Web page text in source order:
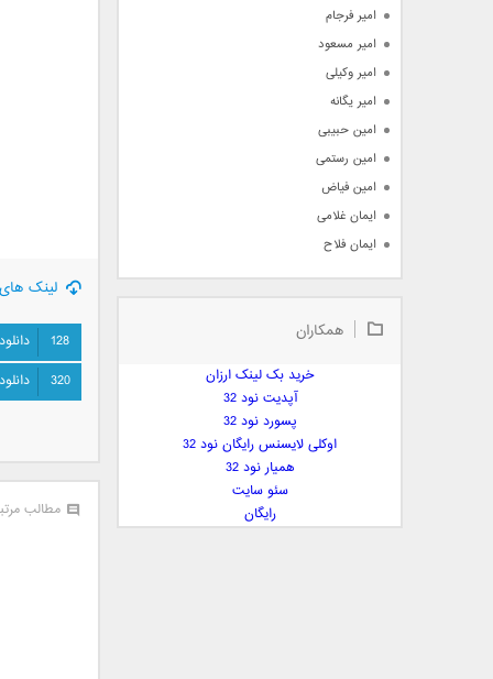
لینک
128
320
مطالب
امیر فرجام
امیر مسعود
امیر وکیلی
امیر یگانه
امین حبیبی
امین رستمی
امین فیاض
ایمان غلامی
ایمان فلاح
بابک جهانبخش
بابک مافی
بهنام صفوی
پارسا چیلیک
همکاران
خرید بک لینک ارزان
آپدیت نود 32
پسورد نود 32
اوکلی لایسنس رایگان نود 32
همیار نود 32
سئو سایت
رایگان